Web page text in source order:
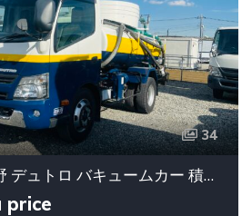
34
H.29(2017)年 日野 デュトロ バキュームカー 積載3700・電動リール その他 走行111,526km
price